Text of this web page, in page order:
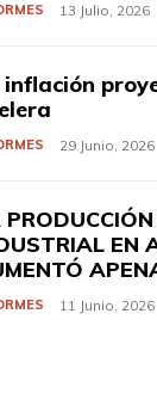
13 Julio, 2026
inflación
29 Junio, 2026
EN
11 Junio, 2026